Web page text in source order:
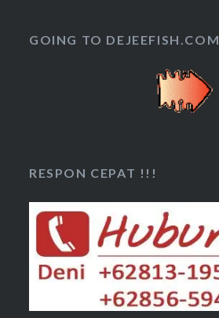
GOING TO DEJEEFISH.COM
RESPON CEPAT !!!